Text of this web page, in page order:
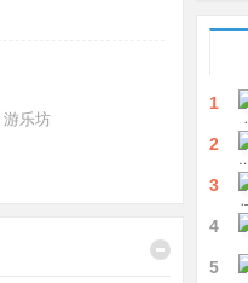
游乐坊
1
2
3
4
5